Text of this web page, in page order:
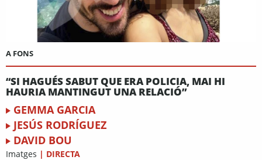
A FONS
“SI HAGUÉS SABUT QUE ERA POLICIA, MAI HI
HAURIA MANTINGUT UNA RELACIÓ”
GEMMA GARCIA
JESÚS RODRÍGUEZ
DAVID BOU
Imatges | DIRECTA